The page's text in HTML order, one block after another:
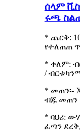
ሰላም
ሩጫ
* ጨርቅ:
የተለጠጠ
* ቀለም:
/
* መጠን፡-
ብጁ መጠን
* ባህሪ:
ፈጣን